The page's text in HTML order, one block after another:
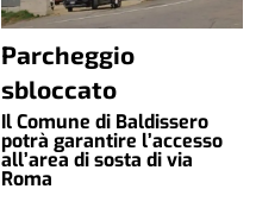
Parcheggio
sbloccato
Il Comune di Baldissero
potrà garantire l’accesso
all’area di sosta di via
Roma